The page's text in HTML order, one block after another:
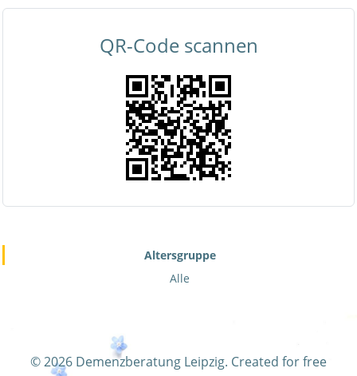
QR-Code scannen
Altersgruppe
Alle
© 2026 Demenzberatung Leipzig. Created for free